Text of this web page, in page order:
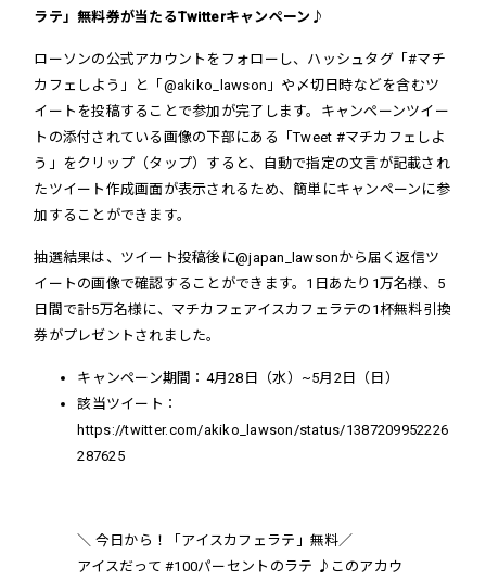
ラテ」無料券が当たるTwitterキャンペーン♪
ローソンの公式アカウントをフォローし、ハッシュタグ「#マチ
カフェしよう」と「@akiko_lawson」や〆切日時などを含むツ
イートを投稿することで参加が完了します。キャンペーンツイー
トの添付されている画像の下部にある「Tweet #マチカフェしよ
う」をクリップ（タップ）すると、自動で指定の文言が記載され
たツイート作成画面が表示されるため、簡単にキャンペーンに参
加することができます。
抽選結果は、ツイート投稿後に@japan_lawsonから届く返信ツ
イートの画像で確認することができます。1日あたり1万名様、5
日間で計5万名様に、マチカフェアイスカフェラテの1杯無料引換
券がプレゼントされました。
キャンペーン期間： 4月28日（水）~5月2日（日）
該当ツイート：
https://twitter.com/akiko_lawson/status/1387209952226
287625
＼ 今日から！「アイスカフェラテ」無料／
アイスだって#100パーセントのラテ ♪このアカウ